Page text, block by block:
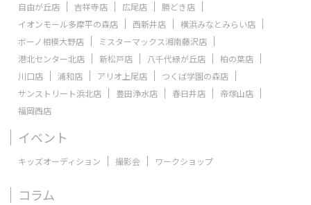
自由が丘店 吉祥寺店 広尾店
勝どき店
イオンモール多摩平の森店
西新井店
横浜みなとみらい店
ボーノ相模大野店
ミスターマックス湘南藤沢店
港北センター北店
新松戸店 八千代緑が丘店
柏の葉店
川口店
浦和店 アリオ上尾店
つくば学園の森店
サンストリート浜北店
豊田浄水店 春日井店
帝塚山店
福岡西店
イベント
キッズオーディション 撮影会 ワークショップ
コラム